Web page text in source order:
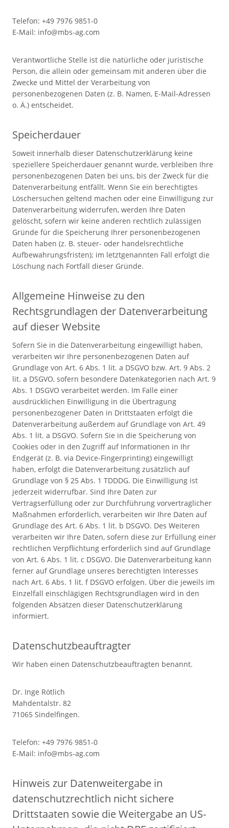
Telefon: +49 7976 9851-0
E-Mail: info@mbs-ag.com
Verantwortliche Stelle ist die natürliche oder juristische
Person, die allein oder gemeinsam mit anderen über die
Zwecke und Mittel der Verarbeitung von
personenbezogenen Daten (z. B. Namen, E-Mail-Adressen
o. Ä.) entscheidet.
Speicherdauer
Soweit innerhalb dieser Datenschutzerklärung keine
speziellere Speicherdauer genannt wurde, verbleiben Ihre
personenbezogenen Daten bei uns, bis der Zweck für die
Datenverarbeitung entfällt. Wenn Sie ein berechtigtes
Löschersuchen geltend machen oder eine Einwilligung zur
Datenverarbeitung widerrufen, werden Ihre Daten
gelöscht, sofern wir keine anderen rechtlich zulässigen
Gründe für die Speicherung Ihrer personenbezogenen
Daten haben (z. B. steuer- oder handelsrechtliche
Aufbewahrungsfristen); im letztgenannten Fall erfolgt die
Löschung nach Fortfall dieser Gründe.
Allgemeine Hinweise zu den
Rechtsgrundlagen der Datenverarbeitung
auf dieser Website
Sofern Sie in die Datenverarbeitung eingewilligt haben,
verarbeiten wir Ihre personenbezogenen Daten auf
Grundlage von Art. 6 Abs. 1 lit. a DSGVO bzw. Art. 9 Abs. 2
lit. a DSGVO, sofern besondere Datenkategorien nach Art. 9
Abs. 1 DSGVO verarbeitet werden. Im Falle einer
ausdrücklichen Einwilligung in die Übertragung
personenbezogener Daten in Drittstaaten erfolgt die
Datenverarbeitung außerdem auf Grundlage von Art. 49
Abs. 1 lit. a DSGVO. Sofern Sie in die Speicherung von
Cookies oder in den Zugriff auf Informationen in Ihr
Endgerät (z. B. via Device-Fingerprinting) eingewilligt
haben, erfolgt die Datenverarbeitung zusätzlich auf
Grundlage von § 25 Abs. 1 TDDDG. Die Einwilligung ist
jederzeit widerrufbar. Sind Ihre Daten zur
Vertragserfüllung oder zur Durchführung vorvertraglicher
Maßnahmen erforderlich, verarbeiten wir Ihre Daten auf
Grundlage des Art. 6 Abs. 1 lit. b DSGVO. Des Weiteren
verarbeiten wir Ihre Daten, sofern diese zur Erfüllung einer
rechtlichen Verpflichtung erforderlich sind auf Grundlage
von Art. 6 Abs. 1 lit. c DSGVO. Die Datenverarbeitung kann
ferner auf Grundlage unseres berechtigten Interesses
nach Art. 6 Abs. 1 lit. f DSGVO erfolgen. Über die jeweils im
Einzelfall einschlägigen Rechtsgrundlagen wird in den
folgenden Absätzen dieser Datenschutzerklärung
informiert.
Datenschutz­beauftragter
Wir haben einen Datenschutzbeauftragten benannt.
Dr. Inge Rötlich
Mahdentalstr. 82
71065 Sindelfingen.
Telefon: +49 7976 9851-0
E-Mail: info@mbs-ag.com
Hinweis zur Datenweitergabe in
datenschutzrechtlich nicht sichere
Drittstaaten sowie die Weitergabe an US-